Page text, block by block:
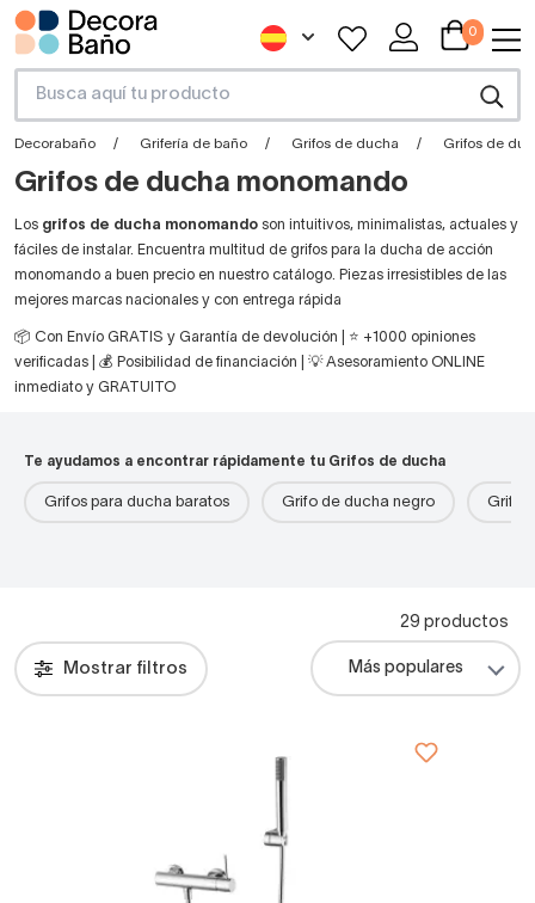
0
Decorabaño Grifería de baño Grifos de ducha Grifos de
Grifos de ducha monomando
Los grifos de ducha monomando son intuitivos, minimalistas, actuales y
fáciles de instalar. Encuentra multitud de grifos para la ducha de acción
monomando a buen precio en nuestro catálogo. Piezas irresistibles de las
mejores marcas nacionales y con entrega rápida
📦 Con Envío GRATIS y Garantía de devolución | ⭐ +1000 opiniones
verificadas | 💰 Posibilidad de financiación | 💡 Asesoramiento ONLINE
inmediato y GRATUITO
Te ayudamos a encontrar rápidamente tu Grifos de ducha
Grifos para ducha baratos Grifo de ducha negro Grifos
Mostrar filtros
29 productos